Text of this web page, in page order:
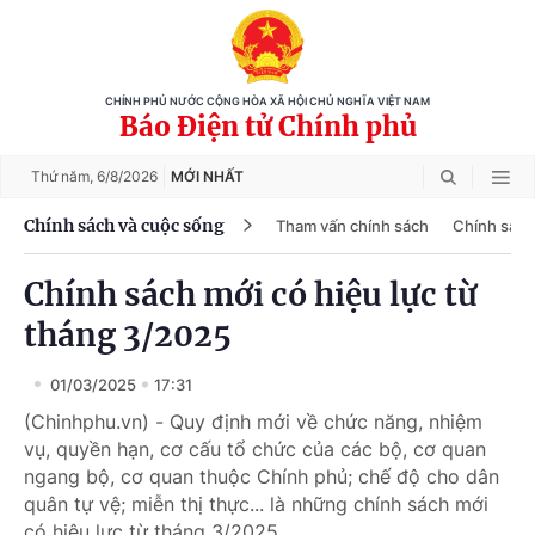
CHÍNH PHỦ NƯỚC CỘNG HÒA XÃ HỘI CHỦ NGHĨA VIỆT NAM
Báo Điện tử Chính phủ
Thứ năm, 6/8/2026 MỚI NHẤT
Chính sách và cuộc sống Tham vấn chính sách Chính
Chính sách mới có hiệu lực từ
tháng 3/2025
01/03/2025 17:31
(Chinhphu.vn) - Quy định mới về chức năng, nhiệm
vụ, quyền hạn, cơ cấu tổ chức của các bộ, cơ quan
ngang bộ, cơ quan thuộc Chính phủ; chế độ cho dân
quân tự vệ; miễn thị thực... là những chính sách mới